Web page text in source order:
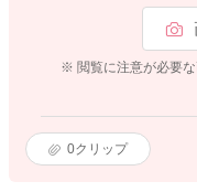
※ 閲覧に注意が必要な
0クリップ